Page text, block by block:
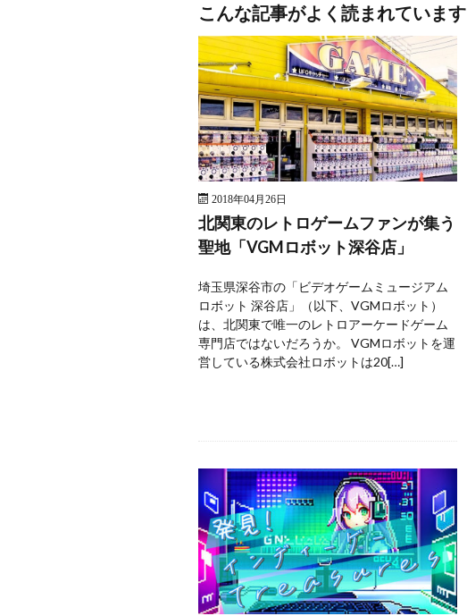
こんな記事がよく読まれています
2018年04月26日
北関東のレトロゲームファンが集う
聖地「VGMロボット深谷店」
埼玉県深谷市の「ビデオゲームミュージアム
ロボット 深谷店」（以下、VGMロボット）
は、北関東で唯一のレトロアーケードゲーム
専門店ではないだろうか。 VGMロボットを運
営している株式会社ロボットは20[…]